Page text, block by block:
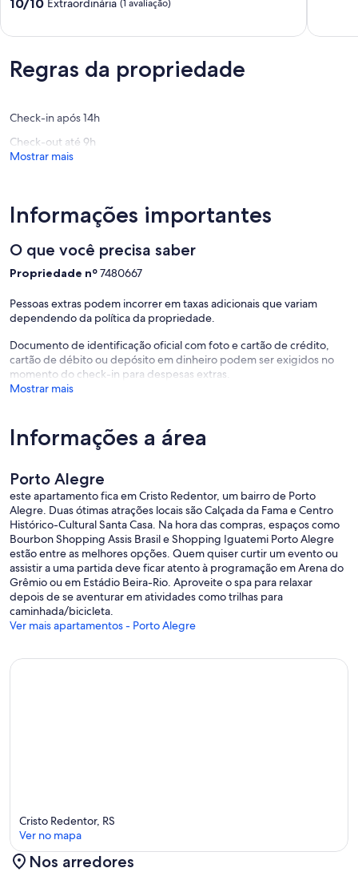
PUCRS University 7.3km
Germania Park 2,4 km
Parcão (Windmills) 5,3 km
Farroupilha Park (Redemption) 6.8 km
Porto
lado
Centro
(1
avaliação)
10/10 Extraordinária (1 avaliação)
Regras da propriedade
Check-in após 14h
Check-out até 9h
Mostrar mais
Informações importantes
O que você precisa saber
Propriedade nº7480667
Pessoas extras podem incorrer em taxas adicionais que variam
dependendo da política da propriedade.
Documento de identificação oficial com foto e cartão de crédito,
cartão de débito ou depósito em dinheiro podem ser exigidos no
momento do check-in para despesas extras.
Mostrar mais
Informações a área
Porto Alegre
este apartamento fica em Cristo Redentor, um bairro de Porto
Alegre. Duas ótimas atrações locais são Calçada da Fama e Centro
Histórico-Cultural Santa Casa. Na hora das compras, espaços como
Bourbon Shopping Assis Brasil e Shopping Iguatemi Porto Alegre
estão entre as melhores opções. Quem quiser curtir um evento ou
assistir a uma partida deve ficar atento à programação em Arena do
Grêmio ou em Estádio Beira-Rio. Aproveite o spa para relaxar
depois de se aventurar em atividades como trilhas para
caminhada/bicicleta.
Ver mais apartamentos - Porto Alegre
Cristo Redentor, RS
Ver no mapa
Nos arredores